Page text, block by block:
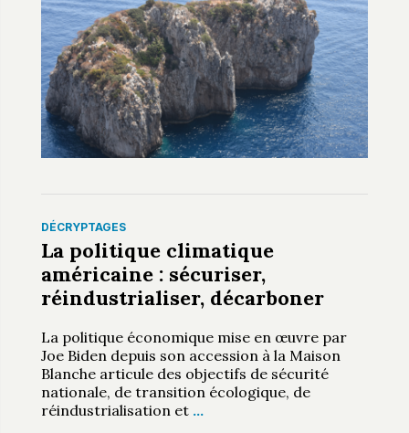
DÉCRYPTAGES
La politique climatique
américaine : sécuriser,
réindustrialiser, décarboner
La politique économique mise en œuvre par
Joe Biden depuis son accession à la Maison
Blanche articule des objectifs de sécurité
nationale, de transition écologique, de
réindustrialisation et …